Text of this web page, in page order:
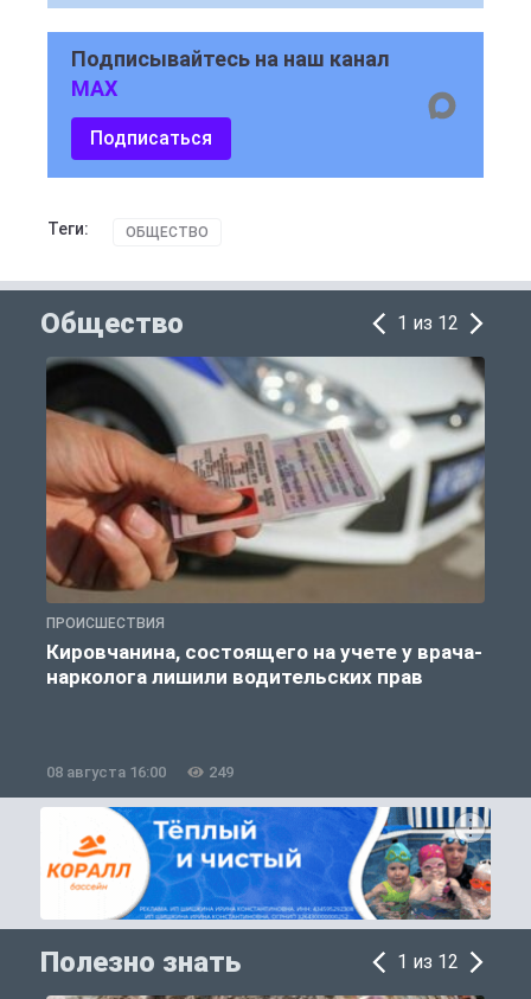
Подписывайтесь на наш канал
MAX
Подписаться
Теги: ОБЩЕСТВО
Общество 1 из 12
ПРОИСШЕСТВИЯ
Кировчанина, состоящего на учете у врача-
нарколога лишили водительских прав
08 августа 16:00 249
Полезно знать 1 из 12